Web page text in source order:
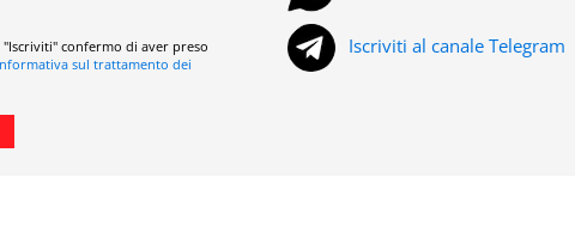
"Iscriviti" confermo di aver preso
sul trattamento dei
Iscriviti al canale Telegram